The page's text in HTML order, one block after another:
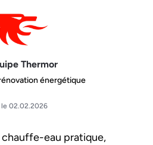
Thermor
énergétique
le 02.02.2026
eau pratique,